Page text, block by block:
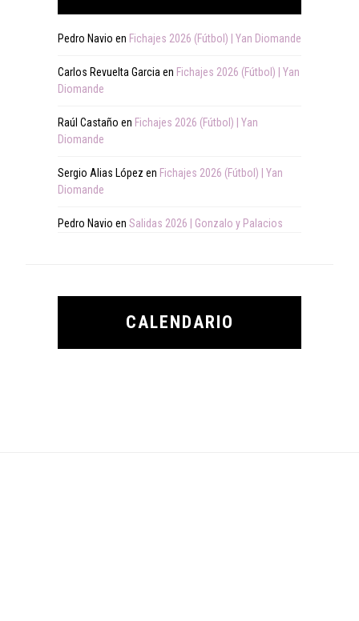
Pedro Navio en Fichajes 2026 (Fútbol) | Yan Diomande
Carlos Revuelta Garcia en Fichajes 2026 (Fútbol) | Yan
Diomande
Raúl Castaño en Fichajes 2026 (Fútbol) | Yan
Diomande
Sergio Alias López en Fichajes 2026 (Fútbol) | Yan
Diomande
Pedro Navio en Salidas 2026 | Gonzalo y Palacios
CALENDARIO